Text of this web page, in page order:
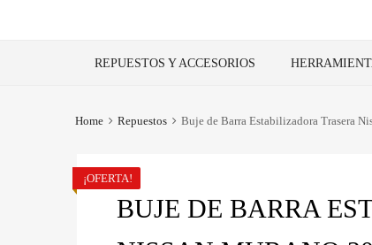
REPUESTOS Y ACCESORIOS
Home Repuestos Buje de Barra Estabilizadora Trasera
BUJE DE BARRA
¡OFERTA!